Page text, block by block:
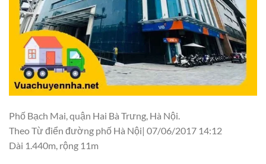
Phố Bạch Mai, quận Hai Bà Trưng, Hà Nội.
Theo Từ điển đường phố Hà Nội| 07/06/2017 14:12
Dài 1.440m, rộng 11m